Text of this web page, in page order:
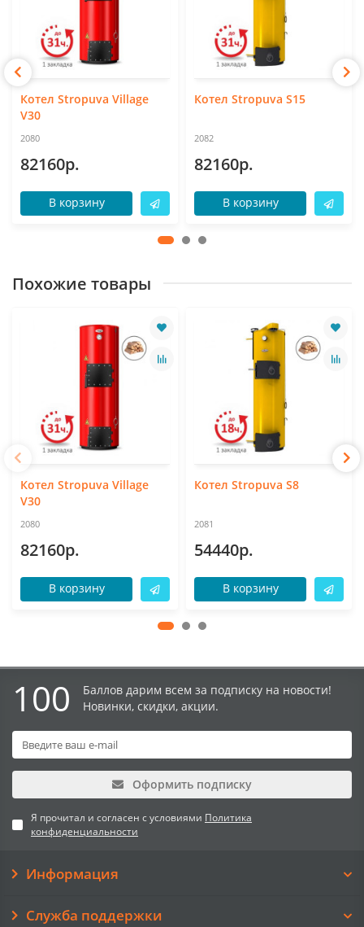
Котел Stropuva Village
V30
2080
82160р.
В корзину
Котел Stropuva S15
2082
82160р.
В корзину
Похожие товары
Котел Stropuva Village
V30
2080
82160р.
В корзину
Котел Stropuva S8
2081
54440р.
В корзину
100
Баллов дарим всем за подписку на новости!
Новинки, скидки, акции.
Оформить подписку
Я прочитал и согласен с условиями Политика
конфиденциальности
Информация
Служба поддержки